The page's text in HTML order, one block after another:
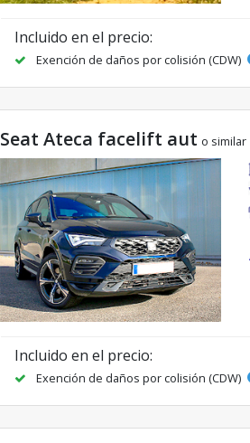
Incluido en el precio:
Exención de daños por colisión (CDW)
Seat Ateca facelift aut o similar
Incluido en el precio:
Exención de daños por colisión (CDW)